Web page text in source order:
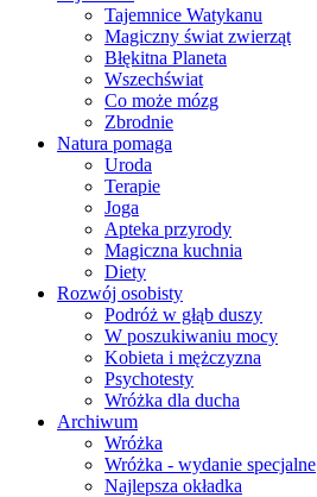
Tajemnice Watykanu
Magiczny świat zwierząt
Błękitna Planeta
Wszechświat
Co może mózg
Zbrodnie
Natura pomaga
Uroda
Terapie
Joga
Apteka przyrody
Magiczna kuchnia
Diety
Rozwój osobisty
Podróż w głąb duszy
W poszukiwaniu mocy
Kobieta i mężczyzna
Psychotesty
Wróżka dla ducha
Archiwum
Wróżka
Wróżka - wydanie specjalne
Najlepsza okładka